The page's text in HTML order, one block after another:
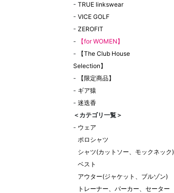
- TRUE linkswear
- VICE GOLF
- ZEROFIT
-
【for WOMEN】
-
【The Club House
Selection】
-
【限定商品】
- ギア猿
- 迷迭香
＜カテゴリ一覧＞
- ウェア
ポロシャツ
シャツ(カットソー、モックネック)
ベスト
アウター(ジャケット、ブルゾン)
トレーナー、パーカー、セーター